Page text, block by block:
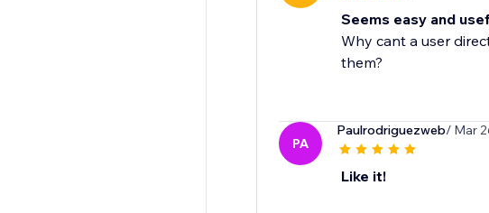
Seems easy and
Why cant a user
them?
PA
Paulrodriguezweb/ Mar
Like it!